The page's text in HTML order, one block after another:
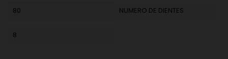
80 NUMERO DE DIENTES
8